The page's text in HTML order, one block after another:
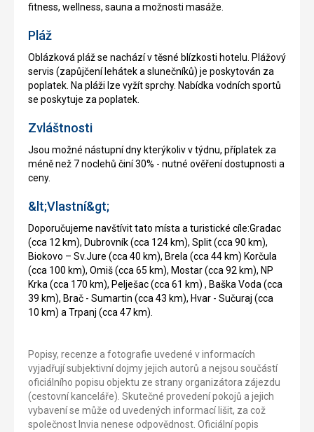
fitness, wellness, sauna a možnosti masáže.
Pláž
Oblázková pláž se nachází v těsné blízkosti hotelu. Plážový
servis (zapůjčení lehátek a slunečníků) je poskytován za
poplatek. Na pláži lze vyžít sprchy. Nabídka vodních sportů
se poskytuje za poplatek.
Zvláštnosti
Jsou možné nástupní dny kterýkoliv v týdnu, příplatek za
méně než 7 noclehů činí 30% - nutné ověření dostupnosti a
ceny.
&lt;Vlastní&gt;
Doporučujeme navštívit tato místa a turistické cíle:Gradac
(cca 12 km), Dubrovník (cca 124 km), Split (cca 90 km),
Biokovo – Sv.Jure (cca 40 km), Brela (cca 44 km) Korčula
(cca 100 km), Omiš (cca 65 km), Mostar (cca 92 km), NP
Krka (cca 170 km), Pelješac (cca 61 km) , Baška Voda (cca
39 km), Brač - Sumartin (cca 43 km), Hvar - Sučuraj (cca
10 km) a Trpanj (cca 47 km).
Popisy, recenze a fotografie uvedené v informacích
vyjadřují subjektivní dojmy jejich autorů a nejsou součástí
oficiálního popisu objektu ze strany organizátora zájezdu
(cestovní kanceláře). Skutečné provedení pokojů a jejich
vybavení se může od uvedených informací lišit, za což
společnost Invia nenese odpovědnost. Oficiální popis